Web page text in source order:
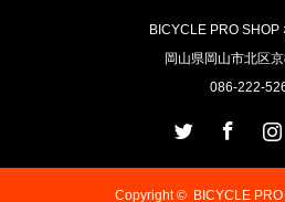
BICYCLE PRO SHOP
岡山県岡山市北区
086-222-
Copyright © BICYCLE